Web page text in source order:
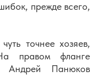
прежде всего,
точнее хозяев,
правом фланге
Андрей Панюков